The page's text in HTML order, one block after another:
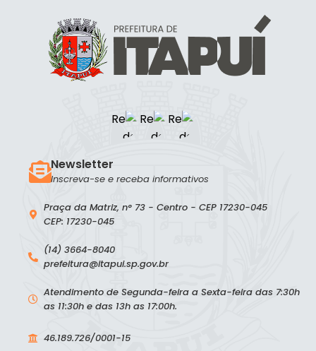
Praça da Matriz, n° 73 - Centro - CEP 17230-045
CEP: 17230-045
(14) 3664-8040
prefeitura@itapui.sp.gov.br
Atendimento de Segunda-feira a Sexta-feira das 7:30h
as 11:30h e das 13h as 17:00h.
46.189.726/0001-15
Newsletter
Inscreva-se e receba informativos